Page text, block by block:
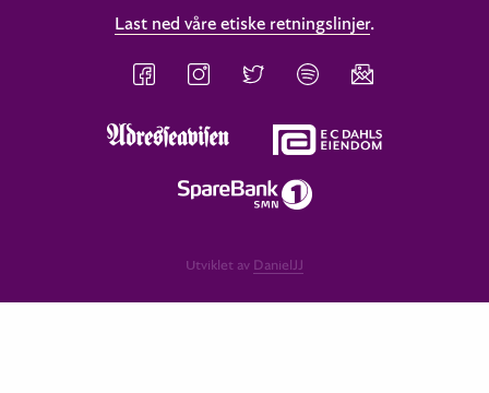
Last ned våre etiske retningslinjer.
Utviklet av DanielJJ